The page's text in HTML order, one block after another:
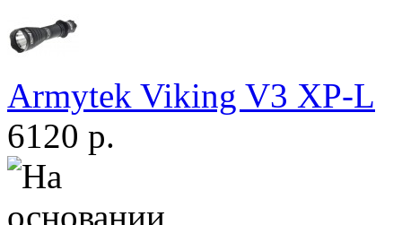
Armytek Viking V3 XP-L
6120 р.